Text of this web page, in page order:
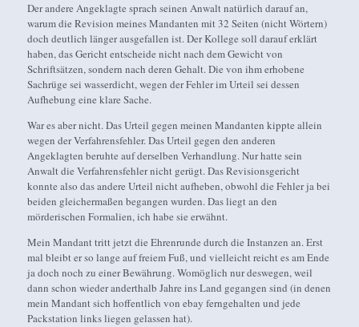
Der andere Angeklagte sprach seinen Anwalt natürlich darauf an,
warum die Revision meines Mandanten mit 32 Seiten (nicht Wörtern)
doch deutlich länger ausgefallen ist. Der Kollege soll darauf erklärt
haben, das Gericht entscheide nicht nach dem Gewicht von
Schriftsätzen, sondern nach deren Gehalt. Die von ihm erhobene
Sachrüge sei wasserdicht, wegen der Fehler im Urteil sei dessen
Aufhebung eine klare Sache.
War es aber nicht. Das Urteil gegen meinen Mandanten kippte allein
wegen der Verfahrensfehler. Das Urteil gegen den anderen
Angeklagten beruhte auf derselben Verhandlung. Nur hatte sein
Anwalt die Verfahrensfehler nicht gerügt. Das Revisionsgericht
konnte also das andere Urteil nicht aufheben, obwohl die Fehler ja bei
beiden gleichermaßen begangen wurden. Das liegt an den
mörderischen Formalien, ich habe sie erwähnt.
Mein Mandant tritt jetzt die Ehrenrunde durch die Instanzen an. Erst
mal bleibt er so lange auf freiem Fuß, und vielleicht reicht es am Ende
ja doch noch zu einer Bewährung. Womöglich nur deswegen, weil
dann schon wieder anderthalb Jahre ins Land gegangen sind (in denen
mein Mandant sich hoffentlich von ebay ferngehalten und jede
Packstation links liegen gelassen hat).